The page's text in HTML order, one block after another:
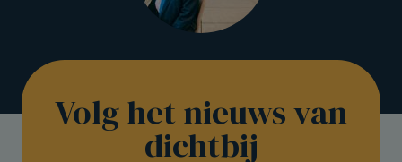
Volg het nieuws van
dichtbij